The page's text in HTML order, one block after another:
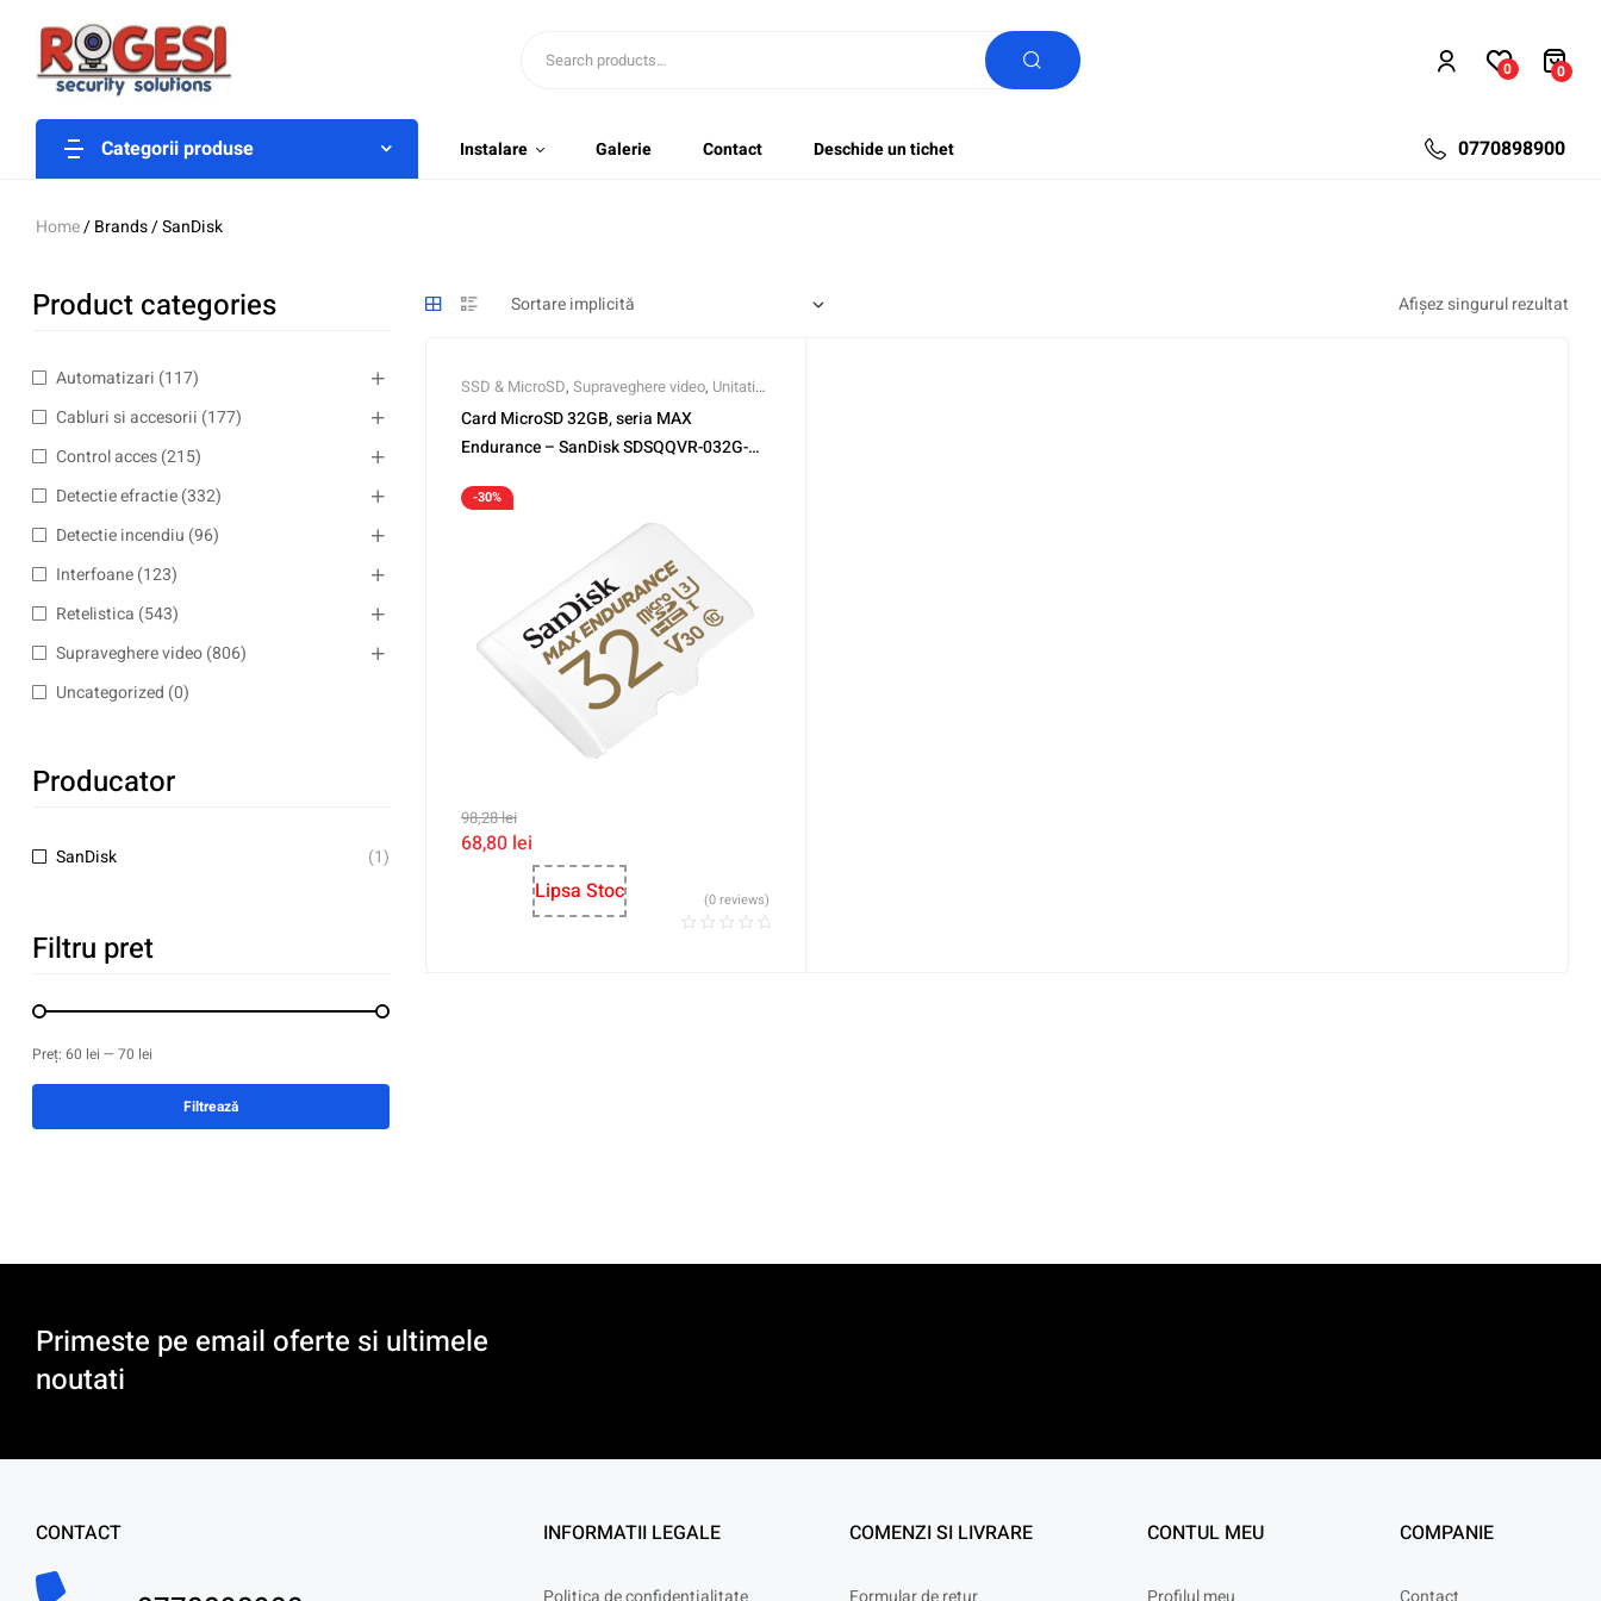
0 0
Categorii produse Instalare Galerie Contact Deschide un tichet 0770898900
Home/ Brands / SanDisk
Afișez singurul rezultat
SSD & MicroSD, Supraveghere video, Unitati
stocare HDD
Card MicroSD 32GB, seria MAX
Endurance – SanDisk SDSQQVR-032G-
-30%
98,28lei
68,80 lei
Lipsa Stoc
(0 reviews)
Product categories
Automatizari (117)
Cabluri si accesorii (177)
Control acces(215)
Detectie efractie(332)
Detectie incendiu (96)
Interfoane(123)
Retelistica (543)
Supraveghere video(806)
Uncategorized (0)
Producator
SanDisk (1)
Filtru pret
Filtrează
Preț: 60 lei —70 lei
Primeste pe email oferte si ultimele
noutati
CONTACT INFORMATII LEGALE COMENZI SI LIVRARE CONTUL MEU COMPANIE